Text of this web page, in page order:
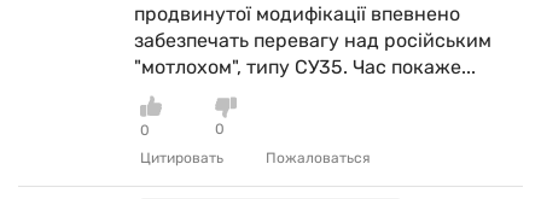
продвинутої модифікації впевнено
забезпечать перевагу над російським
"мотлохом", типу СУ35. Час покаже...
0
0
Цитировать
Пожаловаться